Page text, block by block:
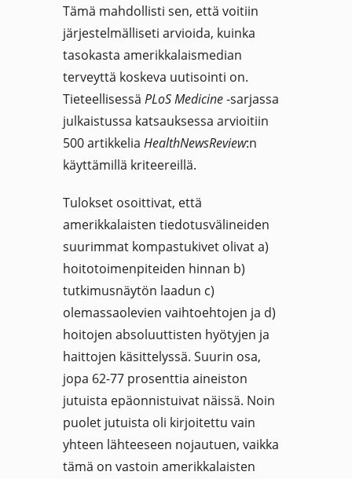
Tämä mahdollisti sen, että voitiin
järjestelmälliseti arvioida, kuinka
tasokasta amerikkalaismedian
terveyttä koskeva uutisointi on.
Tieteellisessä PLoS Medicine-sarjassa
julkaistussa katsauksessa arvioitiin
500 artikkelia HealthNewsReview:n
käyttämillä kriteereillä.
Tulokset osoittivat, että
amerikkalaisten tiedotusvälineiden
suurimmat kompastukivet olivat a)
hoitotoimenpiteiden hinnan b)
tutkimusnäytön laadun c)
olemassaolevien vaihtoehtojen ja d)
hoitojen absoluuttisten hyötyjen ja
haittojen käsittelyssä. Suurin osa,
jopa 62-77 prosenttia aineiston
jutuista epäonnistuivat näissä. Noin
puolet jutuista oli kirjoitettu vain
yhteen lähteeseen nojautuen, vaikka
tämä on vastoin amerikkalaisten